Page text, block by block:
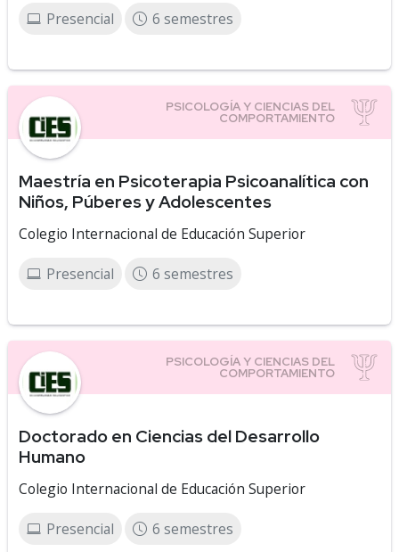
Presencial 6 semestres
Maestría en Psicoterapia Psicoanalítica con
Niños, Púberes y Adolescentes
Colegio Internacional de Educación Superior
Presencial 6 semestres
Doctorado en Ciencias del Desarrollo
Humano
Colegio Internacional de Educación Superior
Presencial 6 semestres